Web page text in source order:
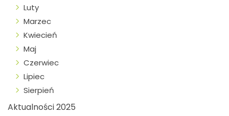
Luty
Marzec
Kwiecień
Maj
Czerwiec
Lipiec
Sierpień
Aktualności 2025